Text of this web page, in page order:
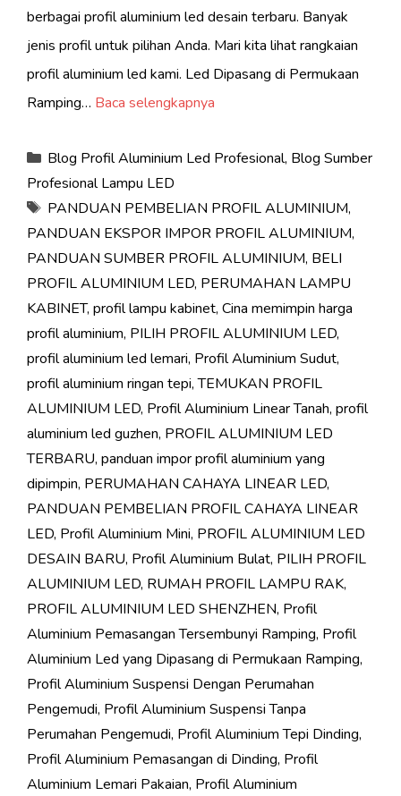
berbagai profil aluminium led desain terbaru. Banyak
jenis profil untuk pilihan Anda. Mari kita lihat rangkaian
profil aluminium led kami. Led Dipasang di Permukaan
Ramping… Baca selengkapnya
Kategori
Blog Profil Aluminium Led Profesional, Blog Sumber
Profesional Lampu LED
Tag
PANDUAN PEMBELIAN PROFIL ALUMINIUM,
PANDUAN EKSPOR IMPOR PROFIL ALUMINIUM,
PANDUAN SUMBER PROFIL ALUMINIUM, BELI
PROFIL ALUMINIUM LED, PERUMAHAN LAMPU
KABINET, profil lampu kabinet, Cina memimpin harga
profil aluminium, PILIH PROFIL ALUMINIUM LED,
profil aluminium led lemari, Profil Aluminium Sudut,
profil aluminium ringan tepi,TEMUKAN PROFIL
ALUMINIUM LED, Profil Aluminium Linear Tanah, profil
aluminium led guzhen, PROFIL ALUMINIUM LED
TERBARU, panduan impor profil aluminium yang
dipimpin, PERUMAHAN CAHAYA LINEAR LED,
PANDUAN PEMBELIAN PROFIL CAHAYA LINEAR
LED, Profil Aluminium Mini, PROFIL ALUMINIUM LED
DESAIN BARU, Profil Aluminium Bulat, PILIH PROFIL
ALUMINIUM LED, RUMAH PROFIL LAMPU RAK,
PROFIL ALUMINIUM LED SHENZHEN, Profil
Aluminium Pemasangan Tersembunyi Ramping, Profil
Aluminium Led yang Dipasang di Permukaan Ramping,
Profil Aluminium Suspensi Dengan Perumahan
Pengemudi, Profil Aluminium Suspensi Tanpa
Perumahan Pengemudi, Profil Aluminium Tepi Dinding,
Profil Aluminium Pemasangan di Dinding, Profil
Aluminium Lemari Pakaian, Profil Aluminium